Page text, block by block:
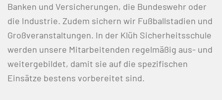
Banken und Versicherungen, die Bundeswehr oder
die Industrie. Zudem sichern wir Fußballstadien und
Großveranstaltungen. In der Klüh Sicherheitsschule
werden unsere Mitarbeitenden regelmäßig aus- und
weitergebildet, damit sie auf die spezifischen
Einsätze bestens vorbereitet sind.